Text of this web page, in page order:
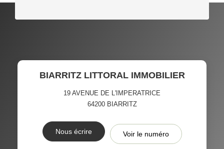
BIARRITZ LITTORAL IMMOBILIER
19 AVENUE DE L'IMPERATRICE
64200 BIARRITZ
Nous écrire Voir le numéro